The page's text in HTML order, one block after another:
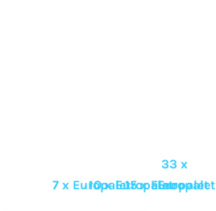
7 x Europalet
Camionetas
10 x Europalet
Camiones
15 x Europalet
33 x
Europalet